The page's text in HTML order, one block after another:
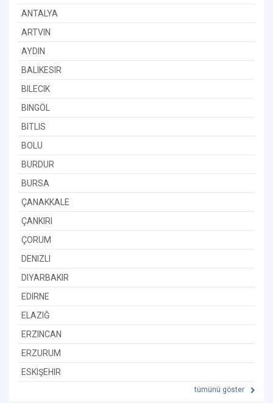
ANTALYA
ARTVIN
AYDIN
BALIKESIR
BILECIK
BINGÖL
BITLIS
BOLU
BURDUR
BURSA
ÇANAKKALE
ÇANKIRI
ÇORUM
DENIZLI
DIYARBAKIR
EDIRNE
ELAZIĞ
ERZINCAN
ERZURUM
ESKIŞEHIR
tümünü göster